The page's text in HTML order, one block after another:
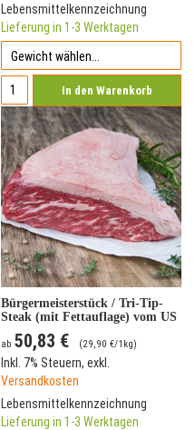
Lebensmittelkennzeichnung
Lieferung in 1-3 Werktagen
In den Warenkorb
Bürgermeisterstück / Tri-Tip-
Steak (mit Fettauflage) vom US
Black Angus Rind
ab 50,83 € (29,90 €/1kg)
Inkl. 7% Steuern, exkl.
Versandkosten
Lebensmittelkennzeichnung
Lieferung in 1-3 Werktagen